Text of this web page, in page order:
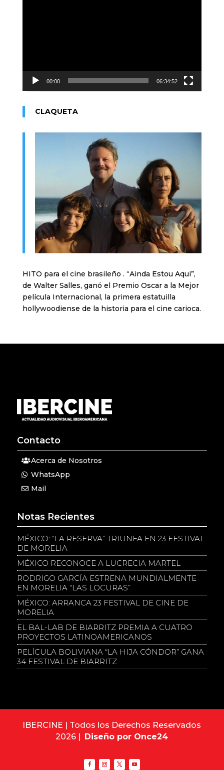
00:00 06:34:52
CLAQUETA
HITO para el cine brasileño . “Ainda Estou Aqui”,
de Walter Salles, ganó el Premio Oscar a la Mejor
película Internacional, la primera estatuilla
hollywoodiense de la historia para el cine carioca.
Contacto
Acerca de Nosotros
WhatsApp
Mail
Notas Recientes
MÉXICO: “LA RESERVA” TRIUNFA EN 23 FESTIVAL
DE MORELIA
MÉXICO RECONOCE A LUCRECIA MARTEL
RODRIGO GARCÍA ESTRENA MUNDIALMENTE
EN MORELIA “LAS LOCURAS”
MÉXICO: ARRANCA 23 FESTIVAL DE CINE DE
MORELIA
EL BAL-LAB DE BIARRITZ PREMIA A CUATRO
PROYECTOS LATINOAMERICANOS
PELÍCULA BOLIVIANA “LA HIJA CÓNDOR” GANA
34 FESTIVAL DE BIARRITZ
IBERCINE | Todos los Derechos Reservados
2026 | Diseño por Once24